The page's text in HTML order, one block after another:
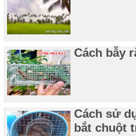
Cách bẫy
Cách sử
bắt chuột